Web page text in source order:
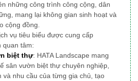
những công trình công cộng, dân
mang lại không gian sinh hoạt và
cộng đồng.
vụ tiêu biểu được cung cấp
quan tâm:
biệt thự: HATA Landscape mang
sân vườn biệt thự chuyên nghiệp,
và nhu cầu của từng gia chủ, tạo